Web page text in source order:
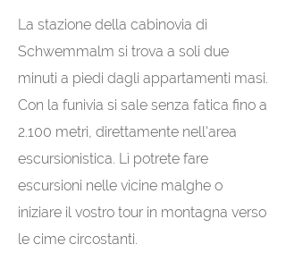
La stazione della cabinovia di
Schwemmalm si trova a soli due
minuti a piedi dagli appartamenti masi.
Con la funivia si sale senza fatica fino a
2.100 metri, direttamente nell'area
escursionistica. Lì potrete fare
escursioni nelle vicine malghe o
iniziare il vostro tour in montagna verso
le cime circostanti.